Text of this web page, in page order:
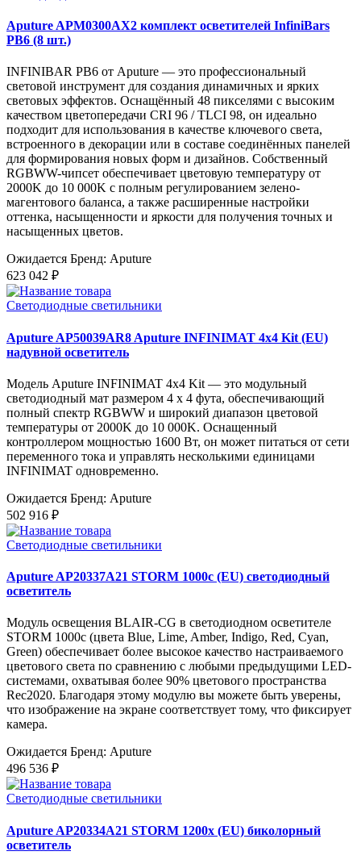
Aputure APM0300AX2 комплект осветителей InfiniBars
PB6 (8 шт.)
INFINIBAR PB6 от Aputure — это профессиональный
световой инструмент для создания динамичных и ярких
световых эффектов. Оснащённый 48 пикселями с высоким
качеством цветопередачи CRI 96 / TLCI 98, он идеально
подходит для использования в качестве ключевого света,
встроенного в декорации или в составе соединённых панелей
для формирования новых форм и дизайнов. Собственный
RGBWW-чипсет обеспечивает цветовую температуру от
2000K до 10 000K с полным регулированием зелено-
магентового баланса, а также расширенные настройки
оттенка, насыщенности и яркости для получения точных и
насыщенных цветов.
Ожидается Бренд: Aputure
623 042 ₽
Светодиодные светильники
Aputure AP50039AR8 Aputure INFINIMAT 4x4 Kit (EU)
надувной осветитель
Модель Aputure INFINIMAT 4x4 Kit — это модульный
светодиодный мат размером 4 x 4 фута, обеспечивающий
полный спектр RGBWW и широкий диапазон цветовой
температуры от 2000K до 10 000K. Оснащенный
контроллером мощностью 1600 Вт, он может питаться от сети
переменного тока и управлять несколькими единицами
INFINIMAT одновременно.
Ожидается Бренд: Aputure
502 916 ₽
Светодиодные светильники
Aputure AP20337A21 STORM 1000c (EU) светодиодный
осветитель
Модуль освещения BLAIR-CG в светодиодном осветителе
STORM 1000c (цвета Blue, Lime, Amber, Indigo, Red, Cyan,
Green) обеспечивает более высокое качество настраиваемого
цветового света по сравнению с любыми предыдущими LED-
системами, охватывая более 90% цветового пространства
Rec2020. Благодаря этому модулю вы можете быть уверены,
что изображение на экране соответствует тому, что фиксирует
камера.
Ожидается Бренд: Aputure
496 536 ₽
Светодиодные светильники
Aputure AP20334A21 STORM 1200x (EU) биколорный
осветитель